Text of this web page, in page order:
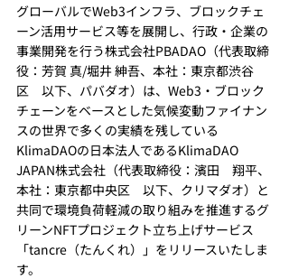
グローバルでWeb3インフラ、ブロックチェ
ーン活用サービス等を展開し、行政・企業の
事業開発を行う株式会社PBADAO（代表取締
役：芳賀 真/堀井 紳吾、本社：東京都渋谷
区　以下、パバダオ）は、Web3・ブロック
チェーンをベースとした気候変動ファイナン
スの世界で多くの実績を残している
KlimaDAOの日本法人であるKlimaDAO
JAPAN株式会社（代表取締役：濱田　翔平、
本社：東京都中央区　以下、クリマダオ）と
共同で環境負荷軽減の取り組みを推進するグ
リーンNFTプロジェクト立ち上げサービス
「tancre（たんくれ）」をリリースいたしま
す。